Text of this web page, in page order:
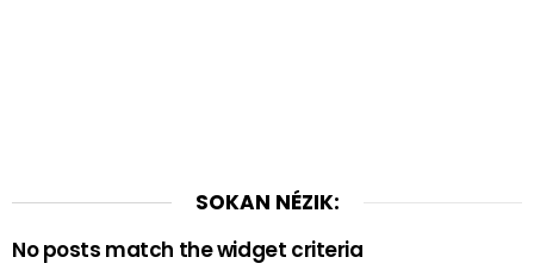
SOKAN NÉZIK:
No posts match the widget criteria